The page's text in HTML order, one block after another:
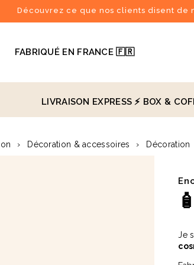
Découvrez ce que nos clients disent de
FABRIQUÉ EN FRANCE 🇫🇷
LIVRAISON EXPRESS ⚡️ BOX &
› Décoration & accessoires › Décoration
🧴
Je